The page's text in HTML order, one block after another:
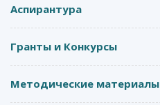
Аспирантура
Гранты и Конкурсы
Методические материалы